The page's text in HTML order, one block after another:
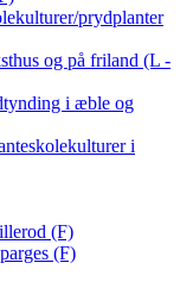
prydplanter
og på friland (L -
i æble og
i
(F)
(F)